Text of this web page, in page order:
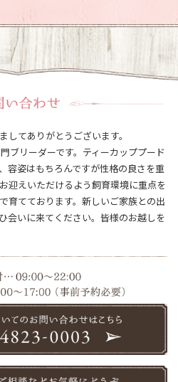
してありがとうございます。
ブリーダーです。ティーカッププード
容姿はもちろんですが性格の良さを重
迎えいただけるよう飼育環境に重点を
育てております。新しいご家族との出
会いに来てください。皆様のお越しを